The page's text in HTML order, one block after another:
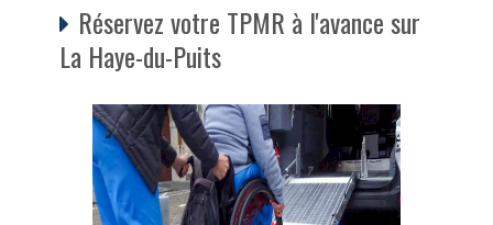
Réservez votre TPMR à l'avance sur
La Haye-du-Puits